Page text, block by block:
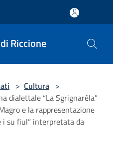
Riccione
> Cultura >
dialettale “La Sgrignarèla”
e la rappresentazione
i su fiul” interpretata da